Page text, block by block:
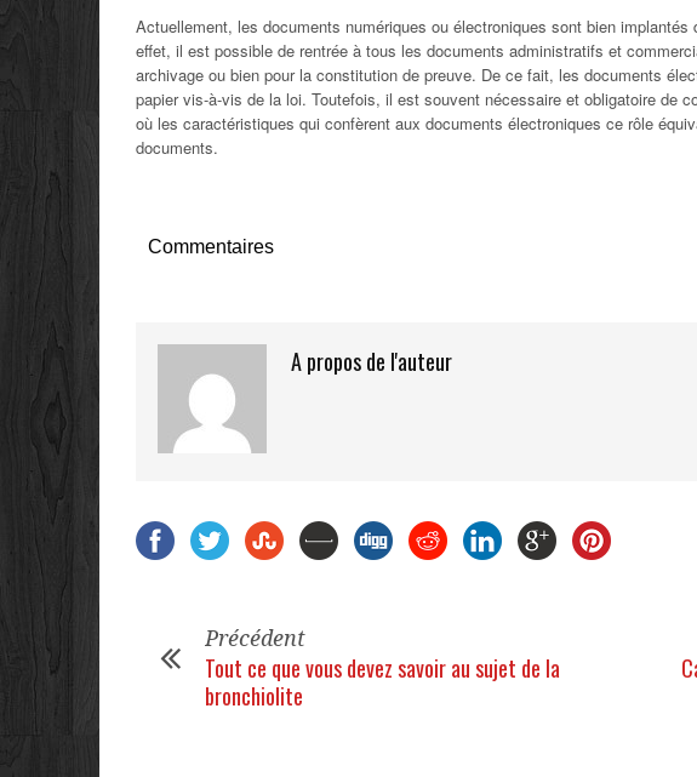
Actuellement, les documents numériques ou électroniques sont bien
effet, il est possible de rentrée à tous les documents administratifs et
archivage ou bien pour la constitution de preuve. De ce fait, les documents
papier vis-à-vis de la loi. Toutefois, il est souvent nécessaire et obligatoire de
où les caractéristiques qui confèrent aux documents électroniques ce rôle
documents.
Commentaires
A propos de l'auteur
Précédent
Tout ce que vous devez savoir au sujet de la
bronchiolite